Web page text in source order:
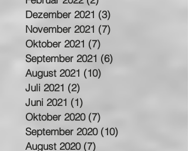
Dezember 2021 (3)
November 2021 (7)
Oktober 2021 (7)
September 2021 (6)
August 2021 (10)
Juli 2021 (2)
Juni 2021 (1)
Oktober 2020 (7)
September 2020 (10)
August 2020 (7)